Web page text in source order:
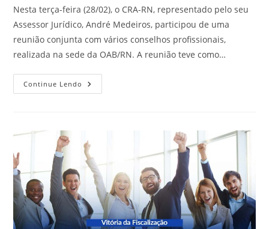
Nesta terça-feira (28/02), o CRA-RN, representado pelo seu
Assessor Jurídico, André Medeiros, participou de uma
reunião conjunta com vários conselhos profissionais,
realizada na sede da OAB/RN. A reunião teve como…
Continue Lendo CRA-
RN
De
Fiscalização
Do
RN”